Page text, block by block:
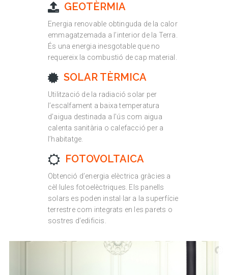
GEOTÈRMIA
Energia renovable obtinguda de la calor
emmagatzemada a l’interior de la Terra.
És una energia inesgotable que no
requereix la combustió de cap material.
SOLAR TÈRMICA
Utilització de la radiació solar per
l’escalfament a baixa temperatura
d’aigua destinada a l’ús com aigua
calenta sanitària o calefacció per a
l’habitatge.
FOTOVOLTAICA
Obtenció d’energia elèctrica gràcies a
cèl·lules fotoelèctriques. Els panells
solars es poden instal·lar a la superfície
terrestre com integrats en les parets o
sostres d’edificis.